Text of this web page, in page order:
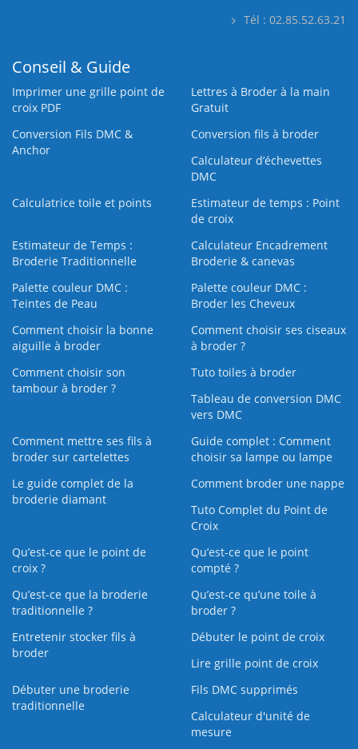
Tél : 02.85.52.63.21
Conseil & Guide
Imprimer une grille point de
croix PDF
Lettres à Broder à la main
Gratuit
Conversion Fils DMC &
Anchor
Conversion fils à broder
Calculateur d’échevettes
DMC
Calculatrice toile et points
Estimateur de temps : Point
de croix
Estimateur de Temps :
Broderie Traditionnelle
Calculateur Encadrement
Broderie & canevas
Palette couleur DMC :
Teintes de Peau
Palette couleur DMC :
Broder les Cheveux
Comment choisir la bonne
aiguille à broder
Comment choisir ses ciseaux
à broder ?
Comment choisir son
tambour à broder ?
Tuto toiles à broder
Tableau de conversion DMC
vers DMC
Comment mettre ses fils à
broder sur cartelettes
Guide complet : Comment
choisir sa lampe ou lampe
Le guide complet de la
broderie diamant
Comment broder une nappe
Tuto Complet du Point de
Croix
Qu’est-ce que le point de
croix ?
Qu’est-ce que le point
compté ?
Qu’est-ce que la broderie
traditionnelle ?
Qu’est‑ce qu’une toile à
broder ?
Entretenir stocker fils à
broder
Débuter le point de croix
Lire grille point de croix
Débuter une broderie
traditionnelle
Fils DMC supprimés
Calculateur d'unité de
mesure